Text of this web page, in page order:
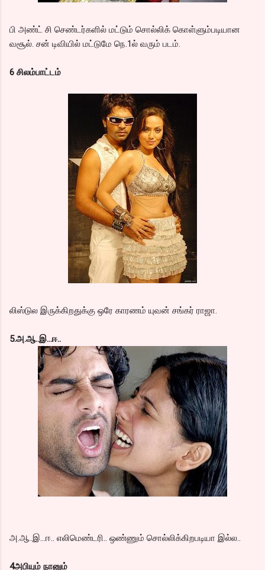
பி அண்ட் சி செண்டர்களில் மட்டும் சொல்லிக் கொள்ளும்படியான
வசூல். சன் டிவியில் மட்டுமே நெ.1ல் வரும் படம்.
6 சிலம்பாட்டம்
லிஸ்டுல இருக்கிறதுக்கு ஒரே காரணம் யுவன் சங்கர் ராஜா.
5.அ.ஆ..இ...ஈ..
அ.ஆ..இ...ஈ.. எலிமெண்டரி.. ஒண்ணும் சொல்லிக்கிறபடியா இல்ல..
4அபியும் நானும்